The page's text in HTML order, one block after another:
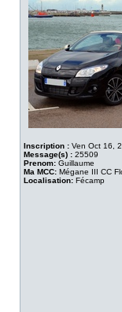
Inscription : Ven Oct 16,
Message(s) : 25509
Prenom: Guillaume
Ma MCC: Mégane III CC
Localisation: Fécamp